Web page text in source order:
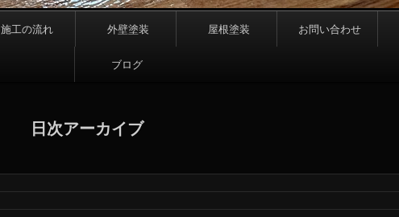
施工の流れ 外壁塗装 屋根塗装 お問い合わせ
ブログ
日次アーカイブ